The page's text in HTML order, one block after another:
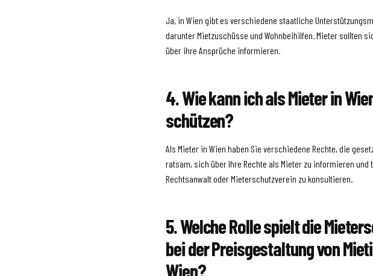
Ja, in Wien gibt es verschiedene staatliche
darunter Mietzuschüsse und Wohnbeihilfen. Mieter sollten
über ihre Ansprüche informieren.
4. Wie kann ich als Mieter in
schützen?
Als Mieter in Wien haben Sie verschiedene Rechte, die
ratsam, sich über Ihre Rechte als Mieter zu informieren und
Rechtsanwalt oder Mieterschutzverein zu konsultieren.
5. Welche Rolle spielt die
bei der Preisgestaltung von
Wien?